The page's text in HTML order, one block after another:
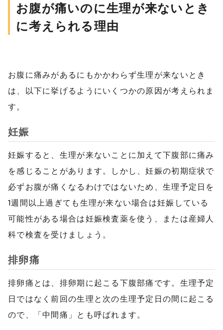
お腹が痛いのに生理が来ないとき
に考えられる理由
お腹に痛みがあるにもかかわらず生理が来ないとき
は、以下に挙げるようにいくつかの原因が考えられま
す。
妊娠
妊娠すると、生理が来ないことに加えて下腹部に痛み
を感じることがあります。しかし、妊娠の初期症状で
必ずお腹が痛くなるわけではないため、生理予定日を
1週間以上過ぎても生理が来ない場合は妊娠している
可能性がある場合は妊娠検査薬を使う、または産婦人
科で検査を受けましょう。
排卵痛
排卵痛とは、排卵期に起こる下腹部痛です。生理予定
日ではなく前回の生理と次の生理予定日の間に起こる
ので、「中間痛」とも呼ばれます。